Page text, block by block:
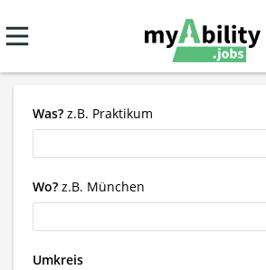
Was? z.B. Praktikum
Wo? z.B. München
Umkreis